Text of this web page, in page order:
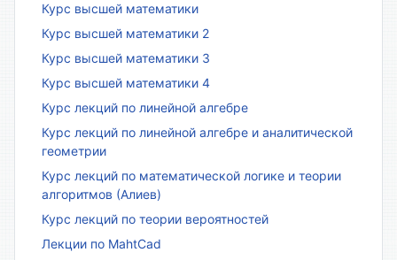
Курс высшей математики
Курс высшей математики 2
Курс высшей математики 3
Курс высшей математики 4
Курс лекций по линейной алгебре
Курс лекций по линейной алгебре и аналитической
геометрии
Курс лекций по математической логике и теории
алгоритмов (Алиев)
Курс лекций по теории вероятностей
Лекции по MahtCad